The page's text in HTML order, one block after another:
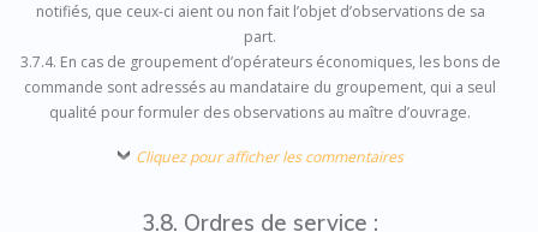
notifiés, que ceux-ci aient ou non fait l’objet d’observations de sa
part.
3.7.4. En cas de groupement d’opérateurs économiques, les bons de
commande sont adressés au mandataire du groupement, qui a seul
qualité pour formuler des observations au maître d’ouvrage.
Cliquez pour afficher les commentaires
3.8. Ordres de service :